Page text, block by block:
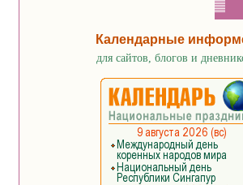
Календарные
для сайтов, блогов и